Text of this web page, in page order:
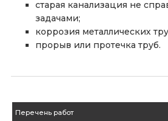
старая канализация не
задачами;
коррозия металлических
прорыв или протечка труб.
Перечень работ